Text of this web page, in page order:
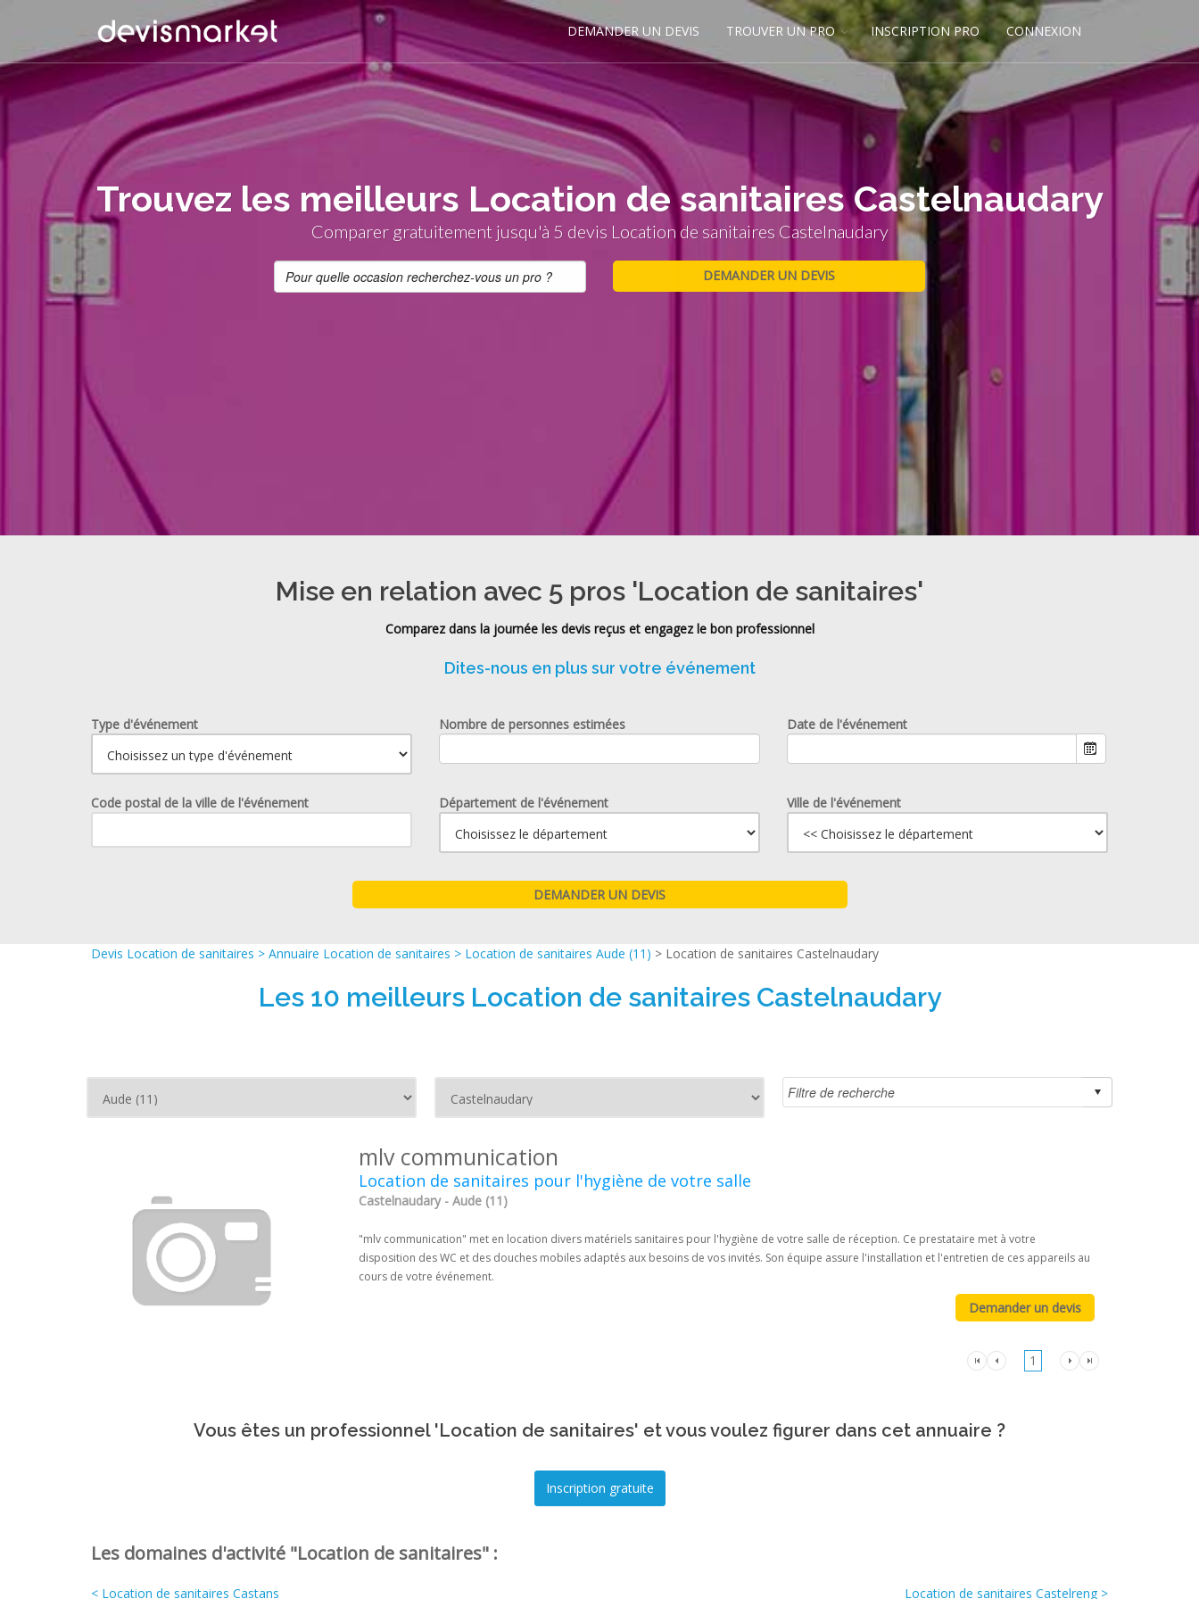
DEMANDER UN DEVIS TROUVER UN PRO INSCRIPTION PRO CONNEXION
Trouvez les meilleurs Location de sanitaires Castelnaudary
Comparer gratuitement jusqu'à 5 devis Location de sanitaires Castelnaudary
Mise en relation avec 5 pros 'Location de sanitaires'
Comparez dans la journée les devis reçus et engagez le bon professionnel
Dites-nous en plus sur votre événement
Type d'événement Nombre de personnes estimées
Date de l'événement
Code postal de la ville de l'événement Département de l'événement Ville de l'événement
Devis Location de sanitaires > Annuaire Location de sanitaires > Location de sanitaires Aude (11) > Location de sanitaires Castelnaudary
Les 10 meilleurs Location de sanitaires Castelnaudary
mlv communication
Location de sanitaires pour l'hygiène de votre salle
Castelnaudary - Aude (11)
"mlv communication" met en location divers matériels sanitaires pour l'hygiène de votre salle de réception. Ce prestataire met à votre
disposition des WC et des douches mobiles adaptés aux besoins de vos invités. Son équipe assure l'installation et l'entretien de ces appareils au
cours de votre événement.
1
Vous êtes un professionnel 'Location de sanitaires' et vous voulez figurer dans cet annuaire ?
Les domaines d'activité "Location de sanitaires" :
< Location de sanitaires Castans Location de sanitaires Castelreng >